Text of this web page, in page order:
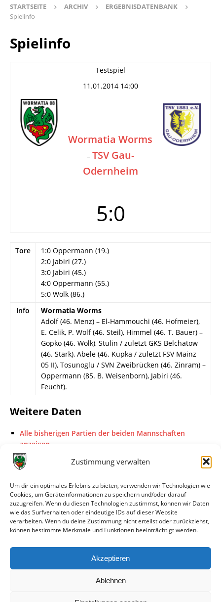
Zustimmung verwalten
Um dir ein optimales Erlebnis zu bieten, verwenden wir Technologien wie
Cookies, um Geräteinformationen zu speichern und/oder darauf
zuzugreifen. Wenn du diesen Technologien zustimmst, können wir Daten
wie das Surfverhalten oder eindeutige IDs auf dieser Website
verarbeiten. Wenn du deine Zustimmung nicht erteilst oder zurückziehst,
können bestimmte Merkmale und Funktionen beeinträchtigt werden.
Akzeptieren
Ablehnen
STARTSEITE ARCHIV
ERGEBNISDATENBANK
Spielinfo
Spielinfo
Testspiel
11.01.2014 14:00
Wormatia Worms
– TSV Gau-
Odernheim
5:0
Tore
1:0 Oppermann (19.)
2:0 Jabiri (27.)
3:0 Jabiri (45.)
4:0 Oppermann (55.)
5:0 Wölk (86.)
Info
Wormatia Worms
Adolf (46. Menz) – El-Hammouchi (46. Hofmeier),
E. Celik, P. Wolf (46. Steil), Himmel (46. T. Bauer) –
Gopko (46. Wölk), Stulin / zuletzt GKS Belchatow
(46. Stark), Abele (46. Kupka / zuletzt FSV Mainz
05 II), Tosunoglu / SVN Zweibrücken (46. Zinram) –
Oppermann (85. B. Weisenborn), Jabiri (46.
Feucht).
Weitere Daten
Alle bisherigen Partien der beiden Mannschaften
anzeigen
Das sagen die Medien zum Spiel
Datum Quelle
Titel
15.01.2014
Nibelungen
Kurier
Licht und Schatten beim 1.
Vorbereitungsspiel des VfR
Wormatia Worms
12.01.2014
Wormser
Worms schlägt zu:
Wormatia gewinnt gegen